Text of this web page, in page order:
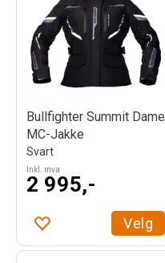
Bullfighter Summit Dame
MC-Jakke
Svart
Inkl. mva
2 995,-
Velg